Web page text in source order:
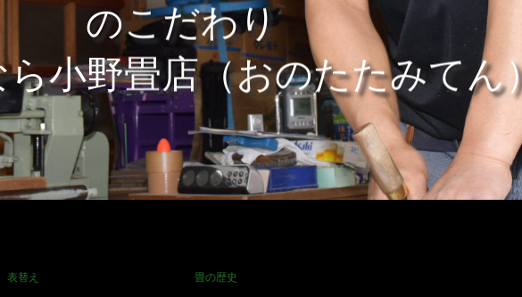
のこだわり
小野畳店（おのたたみてん
表替え 畳の歴史